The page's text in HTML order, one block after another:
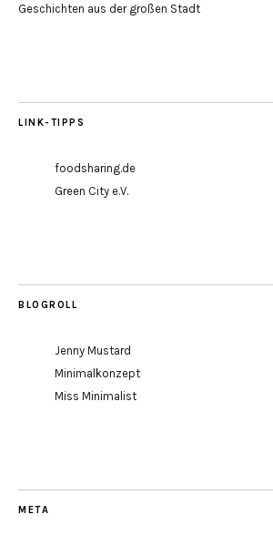
Geschichten aus der großen Stadt
LINK-TIPPS
foodsharing.de
Green City e.V.
BLOGROLL
Jenny Mustard
Minimalkonzept
Miss Minimalist
META